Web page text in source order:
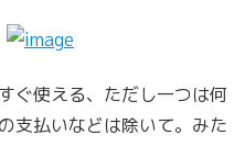
ぐ使える、ただし一つは何
支払いなどは除いて。みた